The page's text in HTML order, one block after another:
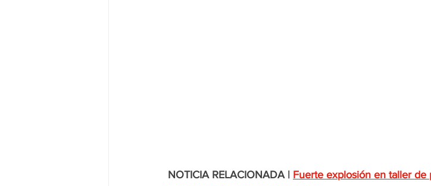
NOTICIA RELACIONADA |
Fuerte explosión en taller